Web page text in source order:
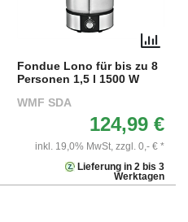
Fondue Lono für bis zu 8
Personen 1,5 l 1500 W
WMF SDA
124,99 €
inkl. 19,0% MwSt, zzgl. 0,- € *
Lieferung in 2 bis 3
Werktagen